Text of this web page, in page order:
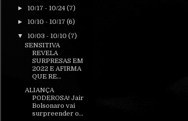
► 10/17 - 10/24 (7)
► 10/10 - 10/17 (6)
▼ 10/03 - 10/10 (7)
SENSITIVA
REVELA
SURPRESAS EM
2022 E AFIRMA
QUE RE...
ALIANÇA
PODEROSA! Jair
Bolsonaro vai
surpreender o...